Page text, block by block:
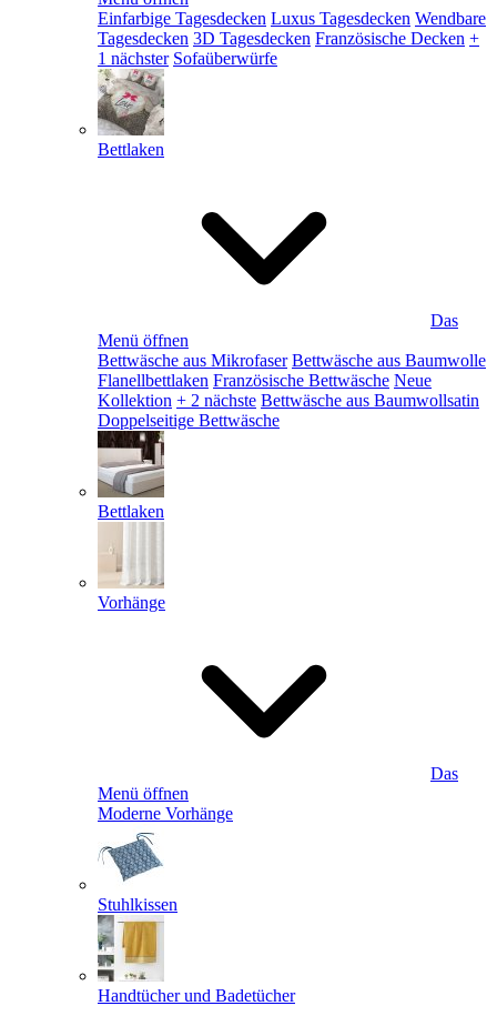
Einfarbige Tagesdecken Luxus Tagesdecken Wendbare
Tagesdecken 3D Tagesdecken Französische Decken +
1 nächster Sofaüberwürfe
Bettlaken
Das
Menü öffnen
Bettwäsche aus Mikrofaser Bettwäsche aus Baumwolle
Flanellbettlaken Französische Bettwäsche Neue
Kollektion + 2 nächste Bettwäsche aus Baumwollsatin
Doppelseitige Bettwäsche
Bettlaken
Vorhänge
Das
Menü öffnen
Moderne Vorhänge
Stuhlkissen
Handtücher und Badetücher